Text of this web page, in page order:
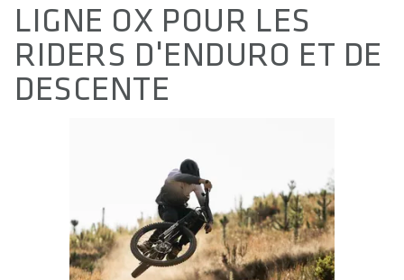
LIGNE OX POUR LES
RIDERS D'ENDURO ET DE
DESCENTE